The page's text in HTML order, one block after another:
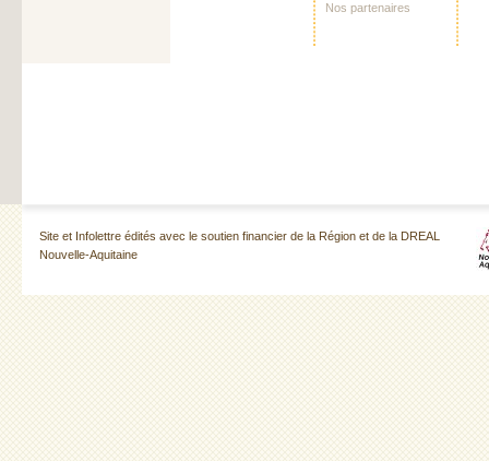
Nos partenaires
Site et Infolettre édités avec le soutien financier de la Région et de la DREAL
Nouvelle-Aquitaine